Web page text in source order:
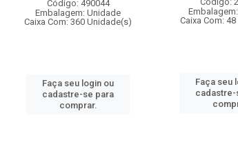
Código: 490044
Embalagem: Unidade
Caixa Com: 360 Unidade(s)
Faça seu login ou
cadastre-se para
comprar.
Caixa Com:
Faça seu
cadastre-